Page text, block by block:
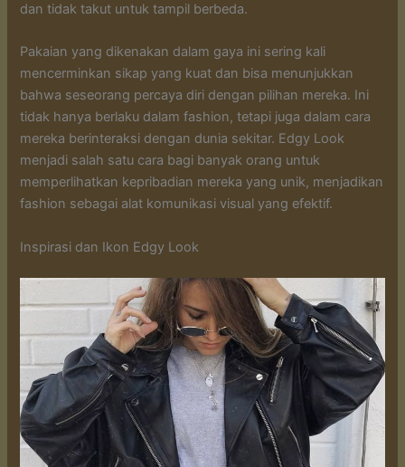
dan tidak takut untuk tampil berbeda.
Pakaian yang dikenakan dalam gaya ini sering kali
mencerminkan sikap yang kuat dan bisa menunjukkan
bahwa seseorang percaya diri dengan pilihan mereka. Ini
tidak hanya berlaku dalam fashion, tetapi juga dalam cara
mereka berinteraksi dengan dunia sekitar. Edgy Look
menjadi salah satu cara bagi banyak orang untuk
memperlihatkan kepribadian mereka yang unik, menjadikan
fashion sebagai alat komunikasi visual yang efektif.
Inspirasi dan Ikon Edgy Look